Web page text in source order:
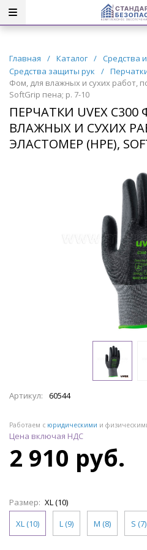
Главная / Каталог / Средства
Средства защиты рук
/
Фом, для влажных и сухих работ,
SoftGrip пена; р. 7-10
ПЕРЧАТКИ UVEX
ВЛАЖНЫХ И СУХИХ
ЭЛАСТОМЕР (HPE),
Артикул: 60544
Работаем с юридическими и
Цена включая НДС
2 910 руб.
Размер: XL (10)
XL (10)
L (9) M (8) S (7)